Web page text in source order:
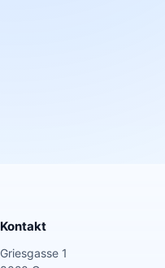
Kontakt
Griesgasse 1